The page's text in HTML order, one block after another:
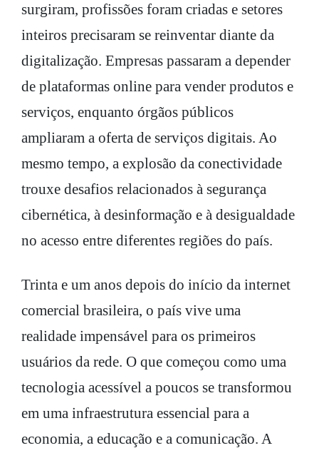
surgiram, profissões foram criadas e setores
inteiros precisaram se reinventar diante da
digitalização. Empresas passaram a depender
de plataformas online para vender produtos e
serviços, enquanto órgãos públicos
ampliaram a oferta de serviços digitais. Ao
mesmo tempo, a explosão da conectividade
trouxe desafios relacionados à segurança
cibernética, à desinformação e à desigualdade
no acesso entre diferentes regiões do país.
Trinta e um anos depois do início da internet
comercial brasileira, o país vive uma
realidade impensável para os primeiros
usuários da rede. O que começou como uma
tecnologia acessível a poucos se transformou
em uma infraestrutura essencial para a
economia, a educação e a comunicação. A